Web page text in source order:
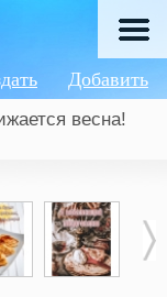
Добавить
весна!